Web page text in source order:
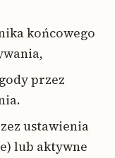
końcowego
przez
ustawienia
lub aktywne